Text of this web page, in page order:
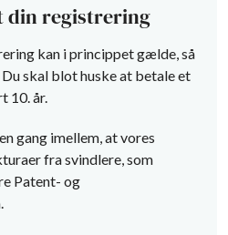
din registrering
kan i princippet gælde, så
skal blot huske at betale et
10. år.
gang imellem, at vores
fra svindlere, som
Patent- og